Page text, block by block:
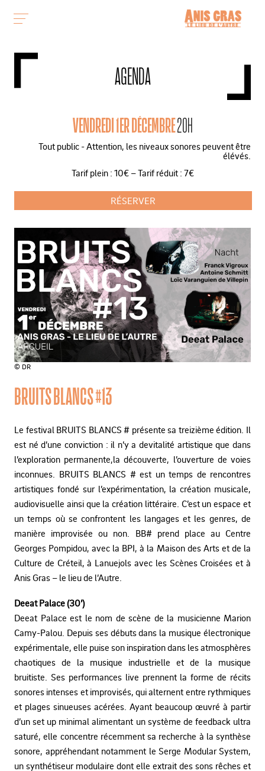
AGENDA
VENDREDI 1ER DÉCEMBRE20H
Tout public - Attention, les niveaux sonores peuvent être
élévés.
Tarif plein : 10€ – Tarif réduit : 7€
RÉSERVER
© DR
BRUITS BLANCS #13
Le festival BRUITS BLANCS # présente sa treizième édition. Il
est né d’une conviction : il n’y a devitalité artistique que dans
l’exploration permanente,la découverte, l’ouverture de voies
inconnues. BRUITS BLANCS # est un temps de rencontres
artistiques fondé sur l’expérimentation, la création musicale,
audiovisuelle ainsi que la création littéraire. C’est un espace et
un temps où se confrontent les langages et les genres, de
manière improvisée ou non. BB# prend place au Centre
Georges Pompidou, avec la BPI, à la Maison des Arts et de la
Culture de Créteil, à Lanuejols avec les Scènes Croisées et à
Anis Gras – le lieu de l’Autre.
Deeat Palace (30’)
Deeat Palace est le nom de scène de la musicienne Marion
Camy-Palou. Depuis ses débuts dans la musique électronique
expérimentale, elle puise son inspiration dans les atmosphères
chaotiques de la musique industrielle et de la musique
bruitiste. Ses performances live prennent la forme de récits
sonores intenses et improvisés, qui alternent entre rythmiques
et plages sinueuses acérées. Ayant beaucoup œuvré à partir
d’un set up minimal alimentant un système de feedback ultra
saturé, elle concentre récemment sa recherche à la synthèse
sonore, appréhendant notamment le Serge Modular System,
un synthétiseur modulaire dont elle extrait des sons rêches et